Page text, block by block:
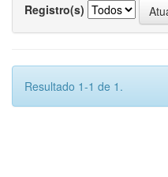
Registro(s)
Resultado 1-1 de 1.